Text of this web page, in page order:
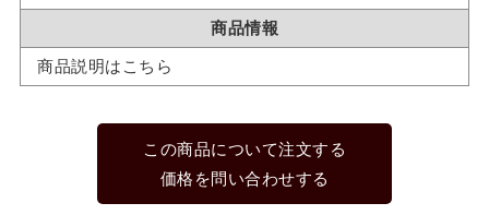
商品情報
商品説明はこちら
この商品について注文する
価格を問い合わせする